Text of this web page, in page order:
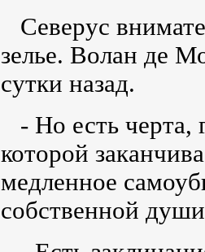
Северус
зелье. Волан де
сутки назад.
- Но есть черта,
которой
медленное
собственной